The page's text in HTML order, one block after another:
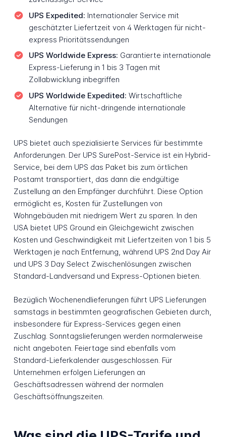
UPS Expedited: Internationaler Service mit
geschätzter Liefertzeit von 4 Werktagen für nicht-
express Prioritätssendungen
UPS Worldwide Express: Garantierte internationale
Express-Lieferung in 1 bis 3 Tagen mit
Zollabwicklung inbegriffen
UPS Worldwide Expedited: Wirtschaftliche
Alternative für nicht-dringende internationale
Sendungen
UPS bietet auch spezialisierte Services für bestimmte
Anforderungen. Der UPS SurePost-Service ist ein Hybrid-
Service, bei dem UPS das Paket bis zum örtlichen
Postamt transportiert, das dann die endgültige
Zustellung an den Empfänger durchführt. Diese Option
ermöglicht es, Kosten für Zustellungen von
Wohngebäuden mit niedrigem Wert zu sparen. In den
USA bietet UPS Ground ein Gleichgewicht zwischen
Kosten und Geschwindigkeit mit Liefertzeiten von 1 bis 5
Werktagen je nach Entfernung, während UPS 2nd Day Air
und UPS 3 Day Select Zwischenlösungen zwischen
Standard-Landversand und Express-Optionen bieten.
Bezüglich Wochenendlieferungen führt UPS Lieferungen
samstags in bestimmten geografischen Gebieten durch,
insbesondere für Express-Services gegen einen
Zuschlag. Sonntagslieferungen werden normalerweise
nicht angeboten. Feiertage sind ebenfalls vom
Standard-Lieferkalender ausgeschlossen. Für
Unternehmen erfolgen Lieferungen an
Geschäftsadressen während der normalen
Geschäftsöffnungszeiten.